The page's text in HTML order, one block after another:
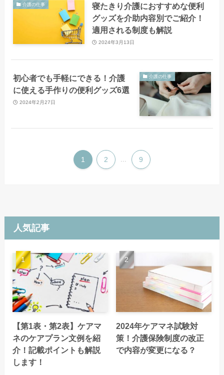
介護の仕事
寝たきり介護におすすめな便利
グッズを介助内容別でご紹介！
適用される制度も解説
2024年3月13日
介護の仕事
初心者でも手軽にできる！介護
に使える手作りの便利グッズ6選
2024年2月27日
1 2 ... 9
人気記事
【第1表・第2表】ケアマ
ネのケアプラン文例を紹
介！記載ポイントも解説
します！
2024年ケアマネ試験対
策！介護保険制度の改正
で内容が変更になる？